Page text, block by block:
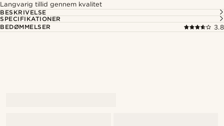
Langvarig tillid gennem kvalitet
BESKRIVELSE
SPECIFIKATIONER
BEDØMMELSER
3.8